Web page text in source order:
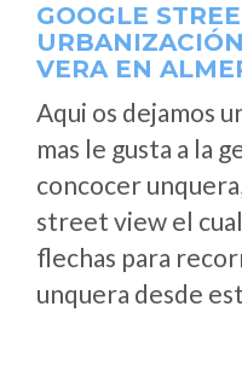
GOOGLE
VERA EN
Aqui os dejamos
mas le gusta a la
concocer
street view el
flechas para
unquera desde